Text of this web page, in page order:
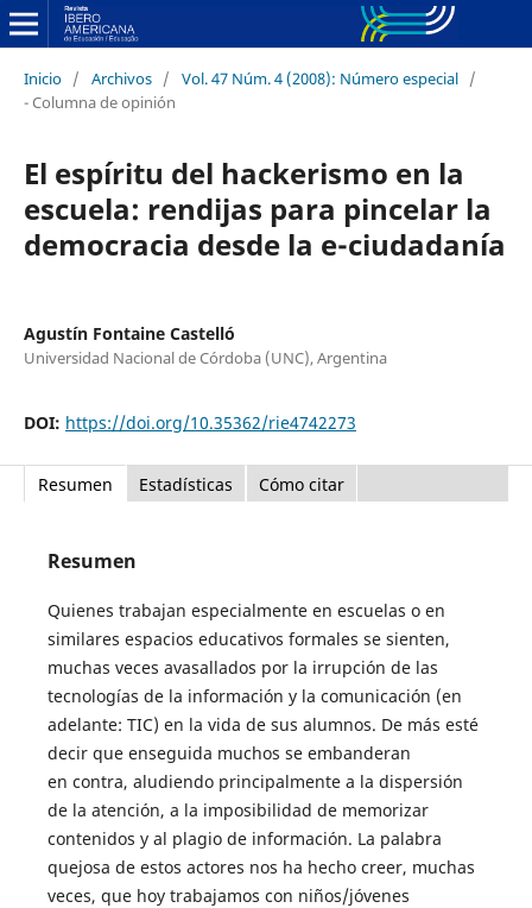
Inicio / Archivos / Vol. 47 Núm. 4 (2008): Número especial /
- Columna de opinión
El espíritu del hackerismo en la
escuela: rendijas para pincelar la
democracia desde la e-ciudadanía
Agustín Fontaine Castelló
Universidad Nacional de Córdoba (UNC), Argentina
DOI: https://doi.org/10.35362/rie4742273
Resumen Estadísticas Cómo citar
Resumen
Quienes trabajan especialmente en escuelas o en
similares espacios educativos formales se sienten,
muchas veces avasallados por la irrupción de las
tecnologías de la información y la comunicación (en
adelante: TIC) en la vida de sus alumnos. De más esté
decir que enseguida muchos se embanderan
en contra, aludiendo principalmente a la dispersión
de la atención, a la imposibilidad de memorizar
contenidos y al plagio de información. La palabra
quejosa de estos actores nos ha hecho creer, muchas
veces, que hoy trabajamos con niños/jóvenes